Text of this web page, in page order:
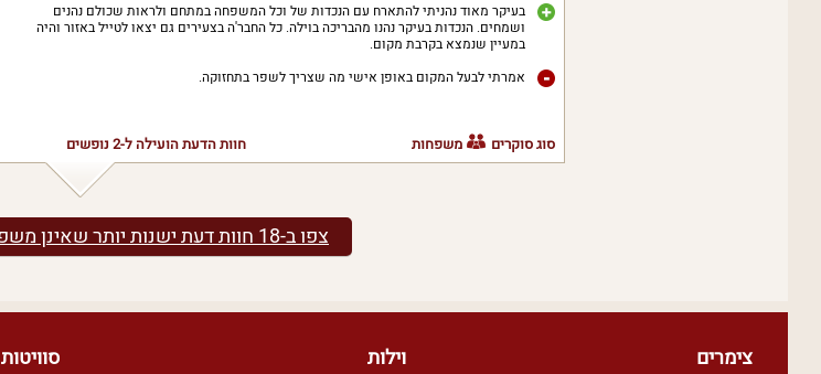
בעיקר מאוד נהניתי להתארח עם הנכדות של וכל המשפחה במתחם ולראות שכולם נהנים
ושמחים. הנכדות בעיקר נהנו מהבריכה בוילה. כל החבר'ה בצעירים גם יצאו לטייל באזור והיה
במעיין שנמצא בקרבת מקום.
אמרתי לבעל המקום באופן אישי מה שצריך לשפר בתחזוקה.
סוג סוקרים משפחות חוות הדעת הועילה ל-2 נופשים
צפו ב-18 חוות דעת ישנות יותר שאינן משפיעות על הדירוג הנוכחי
צימרים וילות סוויטות